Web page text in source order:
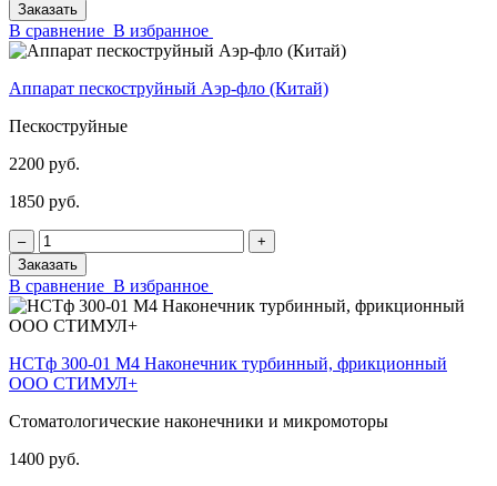
Заказать
В сравнение В избранное
Аппарат пескоструйный Аэр-фло (Китай)
Пескоструйные
2200 руб.
1850 руб.
‒
+
Заказать
В сравнение В избранное
НСТф 300-01 М4 Наконечник турбинный, фрикционный
ООО СТИМУЛ+
Стоматологические наконечники и микромоторы
1400 руб.